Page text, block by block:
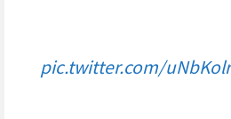
pic.twitter.com/